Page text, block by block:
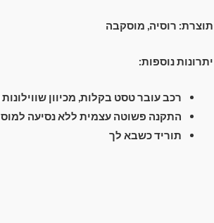
תוצרת: רוסיה, מוסקבה
יתרונות נוספות:
רכב עובר טסט בקלות, מכיוון שווילונות
התקנה פשוטה עצמית ללא נסיעה
תוריד כשבא לך